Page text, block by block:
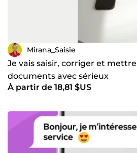
Mirana_Saisie
Je vais saisir, corriger et
documents avec sérieux
À partir de 18,81 $US